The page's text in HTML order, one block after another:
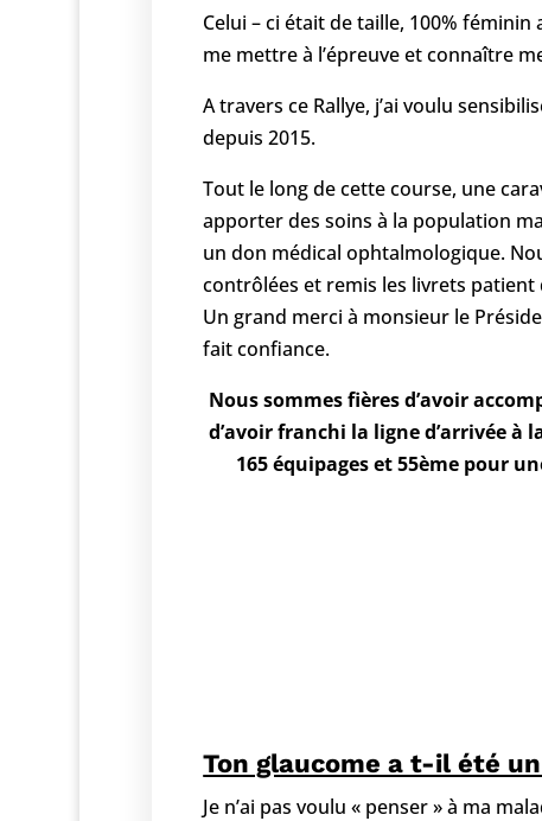
Celui – ci était de taille, 100% féminin
me mettre à l’épreuve et connaître
A travers ce Rallye, j’ai voulu
depuis 2015.
Tout le long de cette course, une
apporter des soins à la population
un don médical ophtalmologique.
contrôlées et remis les livrets patient
Un grand merci à monsieur le
fait confiance.
Nous sommes fières d’avoir
d’avoir franchi la ligne d’arrivée à
165 équipages et 55ème pour
Ton glaucome a t-il été
Je n’ai pas voulu « penser » à ma